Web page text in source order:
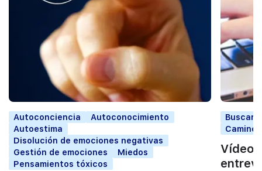
Autoconciencia
Autoconocimiento
Autoestima
Disolución de emociones negativas
Gestión de emociones
Miedos
Pensamientos tóxicos
Buscar
Camino
Vídeo: